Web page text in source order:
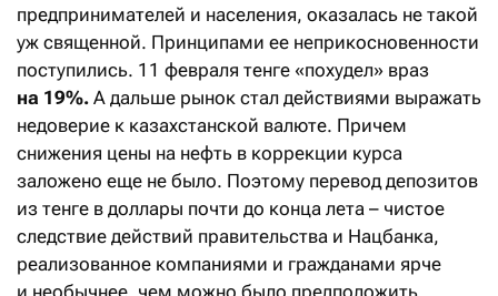
предпринимателей и населения, оказалась не такой
уж священной. Принципами ее неприкосновенности
поступились. 11 февраля тенге «похудел» враз
на 19%. А дальше рынок стал действиями выражать
недоверие к казахстанской валюте. Причем
снижения цены на нефть в коррекции курса
заложено еще не было. Поэтому перевод депозитов
из тенге в доллары почти до конца лета – чистое
следствие действий правительства и Нацбанка,
реализованное компаниями и гражданами ярче